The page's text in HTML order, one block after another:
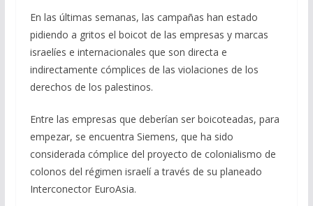
En las últimas semanas, las campañas han estado
pidiendo a gritos el boicot de las empresas y marcas
israelíes e internacionales que son directa e
indirectamente cómplices de las violaciones de los
derechos de los palestinos.
Entre las empresas que deberían ser boicoteadas, para
empezar, se encuentra Siemens, que ha sido
considerada cómplice del proyecto de colonialismo de
colonos del régimen israelí a través de su planeado
Interconector EuroAsia.